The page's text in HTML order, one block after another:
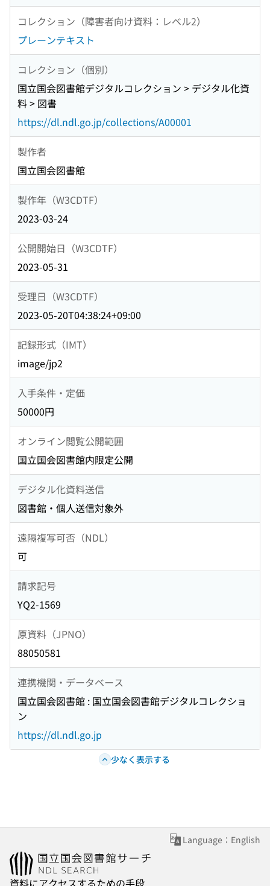
コレクション（障害者向け資料：レベル2）
プレーンテキスト
コレクション（個別）
国立国会図書館デジタルコレクション > デジタル化資
料 > 図書
https://dl.ndl.go.jp/collections/A00001
製作者
国立国会図書館
製作年（W3CDTF）
2023-03-24
公開開始日（W3CDTF）
2023-05-31
受理日（W3CDTF）
2023-05-20T04:38:24+09:00
記録形式（IMT）
image/jp2
入手条件・定価
50000円
オンライン閲覧公開範囲
国立国会図書館内限定公開
デジタル化資料送信
図書館・個人送信対象外
遠隔複写可否（NDL）
可
請求記号
YQ2-1569
原資料（JPNO）
88050581
連携機関・データベース
国立国会図書館 : 国立国会図書館デジタルコレクショ
ン
https://dl.ndl.go.jp
少なく表示する
Language：English
資料にアクセスするための手段